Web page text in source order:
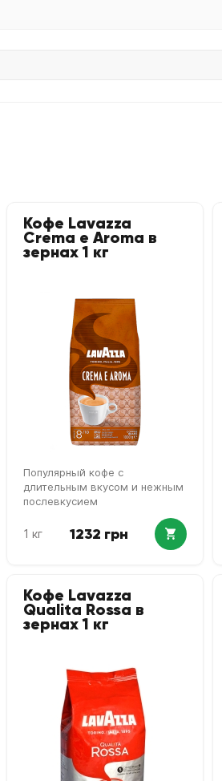
Кофе Lavazza
Crema e Aroma в
зернах 1 кг
Популярный кофе с
длительным вкусом и нежным
послевкусием
1 кг 1232 грн
Кофе Lavazza
Qualita Rossa в
зернах 1 кг